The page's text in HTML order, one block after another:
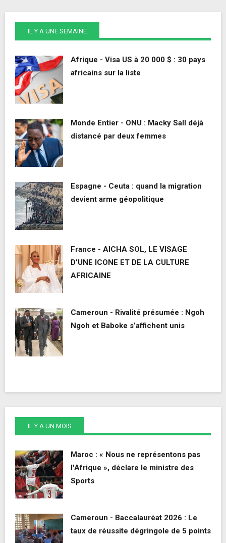
IL Y A UNE SEMAINE
Afrique - Visa US à 20 000 $ : 30 pays
africains sur la liste
Monde Entier - ONU : Macky Sall déjà
distancé par deux femmes
Espagne - Ceuta : quand la migration
devient arme géopolitique
France - AICHA SOL, LE VISAGE
D’UNE ICONE ET DE LA CULTURE
AFRICAINE
Cameroun - Rivalité présumée : Ngoh
Ngoh et Baboke s’affichent unis
IL Y A UN MOIS
Maroc : « Nous ne représentons pas
l'Afrique », déclare le ministre des
Sports
Cameroun - Baccalauréat 2026 : Le
taux de réussite dégringole de 5 points